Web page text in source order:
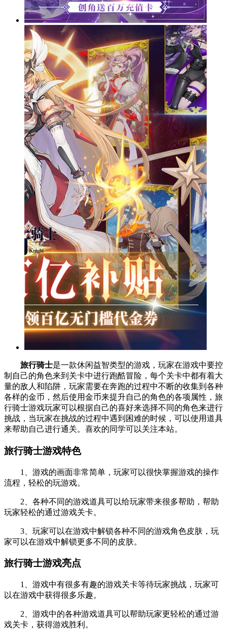
旅行骑士是一款休闲益智类型的游戏，玩家在游戏中要控
制自己的角色来到关卡中进行跑酷冒险，每个关卡中都有着大
量的敌人和陷阱，玩家需要在奔跑的过程中不断的收集到各种
各样的金币，然后使用金币来提升自己的角色的各项属性，旅
行骑士游戏玩家可以根据自己的喜好来选择不同的角色来进行
挑战，当玩家在挑战的过程中遇到困难的时候，可以使用道具
来帮助自己进行通关。喜欢的同学可以关注本站。
旅行骑士游戏特色
1、游戏的画面非常简单，玩家可以很快掌握游戏的操作
流程，轻松的玩游戏。
2、各种不同的游戏道具可以给玩家带来很多帮助，帮助
玩家轻松的通过游戏关卡。
3、玩家可以在游戏中解锁各种不同的游戏角色皮肤，玩
家可以在游戏中解锁更多不同的皮肤。
旅行骑士游戏亮点
1、游戏中有很多有趣的游戏关卡等待玩家挑战，玩家可
以在游戏中获得很多乐趣。
2、游戏中的各种游戏道具可以帮助玩家更轻松的通过游
戏关卡，获得游戏胜利。